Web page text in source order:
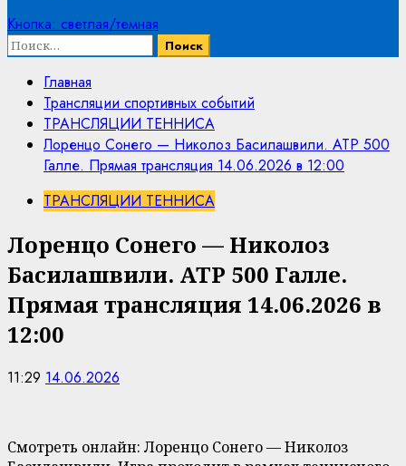
Кнопка: светлая/темная
Найти:
Главная
Трансляции спортивных событий
ТРАНСЛЯЦИИ ТЕННИСА
Лоренцо Сонего — Николоз Басилашвили. ATP 500
Галле. Прямая трансляция 14.06.2026 в 12:00
ТРАНСЛЯЦИИ ТЕННИСА
Лоренцо Сонего — Николоз
Басилашвили. ATP 500 Галле.
Прямая трансляция 14.06.2026 в
12:00
11:29 14.06.2026
Смотреть онлайн: Лоренцо Сонего — Николоз